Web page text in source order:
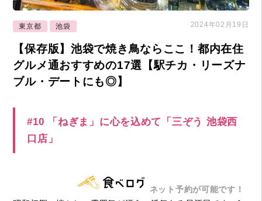
東京都 池袋 2024年02月19日
【保存版】池袋で焼き鳥ならここ！都内在住
グルメ通おすすめの17選【駅チカ・リーズナ
ブル・デートにも◎】
#10 「ねぎま」に心を込めて「三ぞう 池袋西
口店」
ネット予約が可能です！